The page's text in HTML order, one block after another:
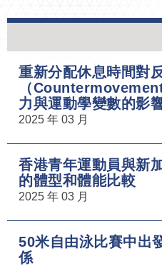
重新分配休息時間對
（
力與運動學變數的影
2025 年 03 月
香港青年運動員與新
的體型和體能比較
2025 年 03 月
50米自由泳比賽中出
係